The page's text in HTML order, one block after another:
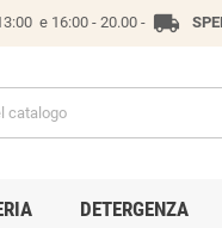
e 16:00 - 20.00 - local_shipping
DETERGENZA